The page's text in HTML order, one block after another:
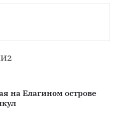
на Елагином острове